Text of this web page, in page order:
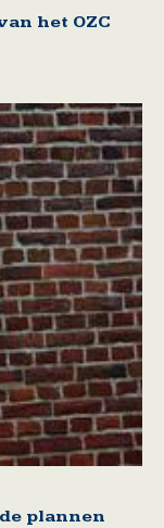
het OZC
plannen